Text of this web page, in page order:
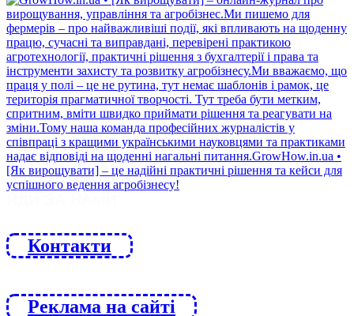
Контакти
Реклама на сайті